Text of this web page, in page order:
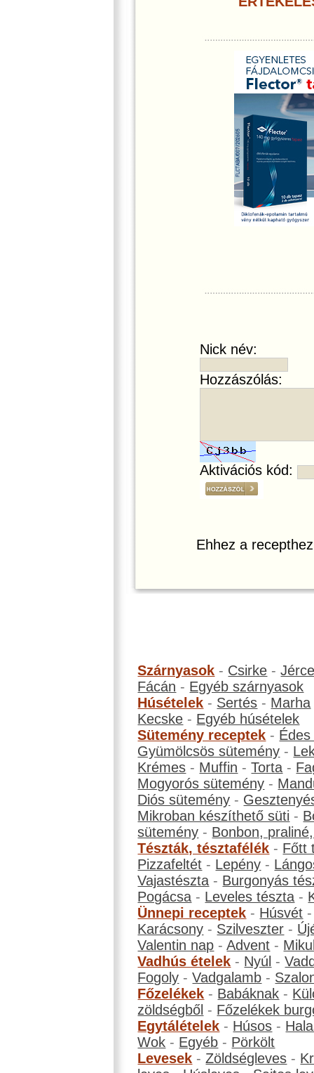
Nick név:
Hozzászólás:
Aktivációs kód:
Ehhez a
Szárnyasok - Csirke -
Fácán - Egyéb szárnyasok
Húsételek - Sertés - Marha
Kecske - Egyéb húsételek
Sütemény receptek -
Gyümölcsös sütemény -
Krémes - Muffin -Torta -
Mogyorós sütemény -
Diós sütemény -
Mikroban készíthető süti -
sütemény - Bonbon,
Tészták, tésztafélék - Főtt
Pizzafeltét - Lepény -
Vajastészta - Burgonyás
Pogácsa - Leveles tészta -
Ünnepi receptek - Húsvét
Karácsony - Szilveszter -
Valentin nap -Advent -
Vadhús ételek - Nyúl -
Fogoly -Vadgalamb -
Főzelékek - Babáknak -
zöldségből - Főzelékek
Egytálételek - Húsos -
Wok - Egyéb - Pörkölt
Levesek -Zöldségleves -